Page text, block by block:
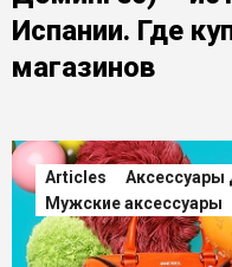
Испании. Где
магазинов
Articles
Аксессуары
Мужские аксессуары